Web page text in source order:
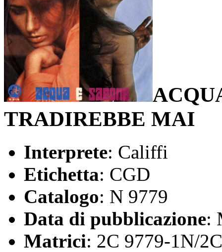
TRADIREBBE MAI
Interprete: Califfi
Etichetta: CGD
Catalogo: N 9779
Data di pubblicazione:
Matrici: 2C 9779-1N/